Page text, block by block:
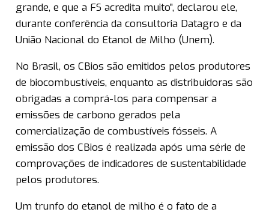
grande, e que a FS acredita muito”, declarou ele,
durante conferência da consultoria Datagro e da
União Nacional do Etanol de Milho (Unem).
No Brasil, os CBios são emitidos pelos produtores
de biocombustíveis, enquanto as distribuidoras são
obrigadas a comprá-los para compensar a
emissões de carbono gerados pela
comercialização de combustíveis fósseis. A
emissão dos CBios é realizada após uma série de
comprovações de indicadores de sustentabilidade
pelos produtores.
Um trunfo do etanol de milho é o fato de a